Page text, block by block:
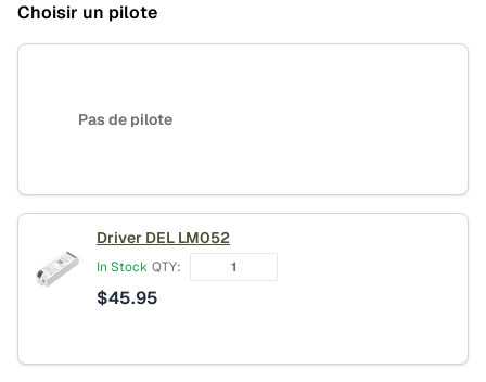
Choisir un pilote
Pas de pilote
Driver DEL LM052
In Stock QTY:
$45.95